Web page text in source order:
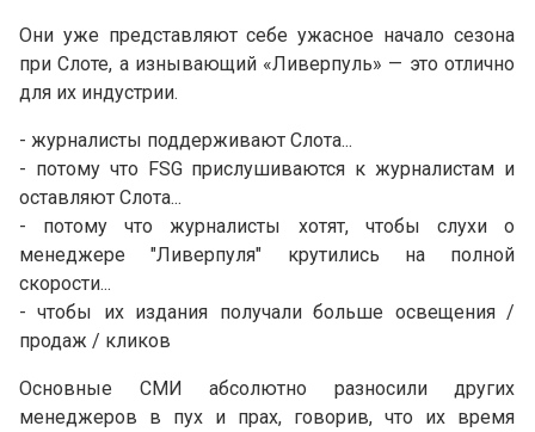
Они уже представляют себе ужасное начало сезона
при Слоте, а изнывающий «Ливерпуль» — это отлично
для их индустрии.
- журналисты поддерживают Слота...
- потому что FSG прислушиваются к журналистам и
оставляют Слота...
- потому что журналисты хотят, чтобы слухи о
менеджере "Ливерпуля" крутились на полной
скорости...
- чтобы их издания получали больше освещения /
продаж / кликов
Основные СМИ абсолютно разносили других
менеджеров в пух и прах, говорив, что их время